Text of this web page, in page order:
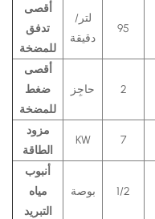
أقصى
تدفق
للمضخة
لتر/
دقيقة
95
أقصى
ضغط
للمضخة
حاجِز 2
مزود
الطاقة
KW 7
أنبوب
مياه
التبريد
بوصة 1/2